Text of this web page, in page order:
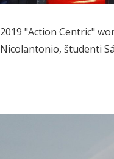
2019 "Action Centric"
Nicolantonio, študenti